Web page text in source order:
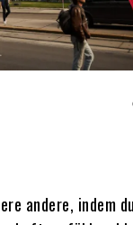
andere, indem